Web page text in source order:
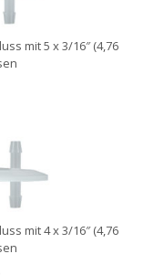
mit 5 x 3/16″ (4,76
mit 4 x 3/16″ (4,76